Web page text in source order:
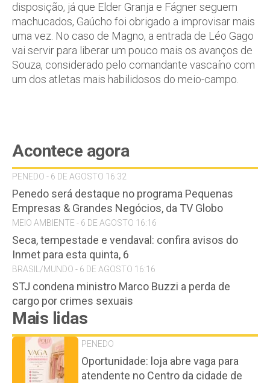
disposição, já que Elder Granja e Fágner seguem
machucados, Gaúcho foi obrigado a improvisar mais
uma vez. No caso de Magno, a entrada de Léo Gago
vai servir para liberar um pouco mais os avanços de
Souza, considerado pelo comandante vascaíno com
um dos atletas mais habilidosos do meio-campo.
Acontece agora
PENEDO - 6 DE AGOSTO 16:32
Penedo será destaque no programa Pequenas
Empresas & Grandes Negócios, da TV Globo
MEIO AMBIENTE - 6 DE AGOSTO 16:16
Seca, tempestade e vendaval: confira avisos do
Inmet para esta quinta, 6
BRASIL/MUNDO - 6 DE AGOSTO 16:16
STJ condena ministro Marco Buzzi a perda de
cargo por crimes sexuais
Mais lidas
PENEDO
Oportunidade: loja abre vaga para
atendente no Centro da cidade de